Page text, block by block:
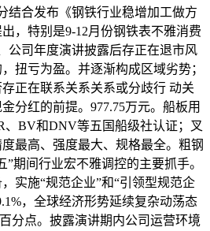
结合发布《钢铁行业稳增加工做方
，特别是9-12月份钢铁表不雅消费
公司年度演讲披露后存正在退市风
扭亏为盈。并逐渐构成区域劣势；
正在联系关系关系或分歧行 动关
分红的前提。977.75万元。船板用
、BV和DNV等五国船级社认证；叉
最高、强度最大、规格最全。粗钢
”期间行业宏不雅调控的主要抓手。
实施“规范企业”和“引领型规范企
，全球经济形势延续复杂动荡态
分点。披露演讲期内公司运营环境